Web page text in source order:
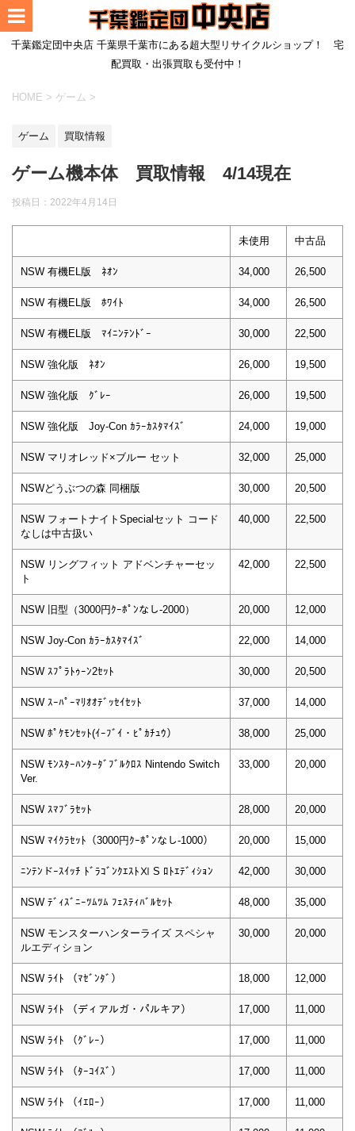
千葉鑑定団中央店 千葉県千葉市にある超大型リサイクルショップ！ 宅
配買取・出張買取も受付中！
HOME > ゲーム >
ゲーム 買取情報
ゲーム機本体 買取情報 4/14現在
投稿日： 2022年4月14日
未使用 中古品
NSW 有機EL版 ﾈｵﾝ 34,000 26,500
NSW 有機EL版 ﾎﾜｲﾄ 34,000 26,500
NSW 有機EL版 ﾏｲﾆﾝﾃﾝﾄﾞｰ 30,000 22,500
NSW 強化版 ﾈｵﾝ 26,000 19,500
NSW 強化版 ｸﾞﾚｰ 26,000 19,500
NSW 強化版 Joy-Con ｶﾗｰｶｽﾀﾏｲｽﾞ 24,000 19,000
NSW マリオレッド×ブルー セット 32,000 25,000
NSWどうぶつの森 同梱版 30,000 20,500
NSW フォートナイトSpecialセット コード
なしは中古扱い
40,000 22,500
NSW リングフィット アドベンチャーセッ
ト
42,000 22,500
NSW 旧型（3000円ｸｰﾎﾟﾝなし-2000） 20,000 12,000
NSW Joy-Con ｶﾗｰｶｽﾀﾏｲｽﾞ 22,000 14,000
NSW ｽﾌﾟﾗﾄｩｰﾝ2ｾｯﾄ 30,000 20,500
NSW ｽｰﾊﾟｰﾏﾘｵｵﾃﾞｯｾｲｾｯﾄ 37,000 14,000
NSW ﾎﾟｹﾓﾝｾｯﾄ(ｲｰﾌﾞｲ・ﾋﾟｶﾁｭｳ） 38,000 25,000
NSW ﾓﾝｽﾀｰﾊﾝﾀｰﾀﾞﾌﾞﾙｸﾛｽ Nintendo Switch
Ver.
33,000 20,000
NSW ｽﾏﾌﾞﾗｾｯﾄ 28,000 20,000
NSW ﾏｲｸﾗｾｯﾄ（3000円ｸｰﾎﾟﾝなし-1000） 20,000 15,000
ﾆﾝﾃﾝドｰｽｲｯﾁ ﾄﾞﾗｺﾞﾝｸｴｽﾄⅪ S ﾛﾄｴﾃﾞｨｼｮﾝ 42,000 30,000
NSW ﾃﾞｨｽﾞﾆｰﾂﾑﾂﾑ ﾌｪｽﾃｨﾊﾞﾙｾｯﾄ 48,000 35,000
NSW モンスターハンターライズ スペシャ
ルエディション
30,000 20,000
NSW ﾗｲﾄ （ﾏｾﾞﾝﾀﾞ） 18,000 12,000
NSW ﾗｲﾄ （ディアルガ・パルキア） 17,000 11,000
NSW ﾗｲﾄ （ｸﾞﾚｰ） 17,000 11,000
NSW ﾗｲﾄ （ﾀｰｺｲｽﾞ） 17,000 11,000
NSW ﾗｲﾄ （ｲｴﾛｰ） 17,000 11,000